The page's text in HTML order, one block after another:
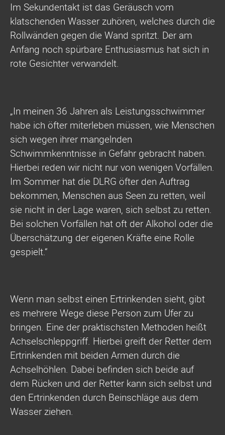
Im Sekundentakt ist das Geräusch vom
klatschenden Wasser zuhören, welches durch die
Rollwänden gegen die Wand spritzt. Der am
Anfang noch spürbare Enthusiasmus hat sich in
rote Gesichter verwandelt.
„In meinen 36 Jahren als Leistungsschwimmer
habe ich öfter miterleben müssen, wie Menschen
sich wegen ihrer mangelnden
Schwimmkenntnisse in Gefahr gebracht haben.
Hierbei reden wir nicht nur von wenigen Vorfällen.
Im Sommer hat die DLRG öfter den Auftrag
bekommen, Menschen aus Seen zu retten, weil
sie nicht in der Lage waren, sich selbst zu retten.
Bei solchen Vorfällen hat oft der Alkohol oder die
Überschätzung der eigenen Kräfte eine Rolle
gespielt.“
Wenn man selbst einen Ertrinkenden sieht, gibt
es mehrere Wege diese Person zum Ufer zu
bringen. Eine der praktischsten Methoden heißt
Achselschleppgriff. Hierbei greift der Retter dem
Ertrinkenden mit beiden Armen durch die
Achselhöhlen. Dabei befinden sich beide auf
dem Rücken und der Retter kann sich selbst und
den Ertrinkenden durch Beinschläge aus dem
Wasser ziehen.